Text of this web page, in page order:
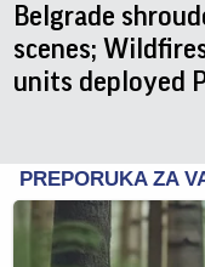
Belgrade
scenes;
units deployed